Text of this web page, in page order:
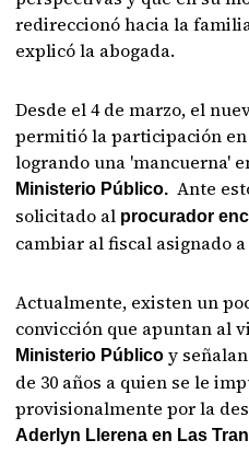
redireccionó hacia la
explicó la abogada.
Desde el 4 de marzo, el
permitió la participación
logrando una 'mancuerna'
Ministerio Público. Ante
solicitado al procurador
cambiar al fiscal asignado a
Actualmente, existen un
convicción que apuntan al
Ministerio Público y
de 30 años a quien se le
provisionalmente por la
Aderlyn Llerena en Las